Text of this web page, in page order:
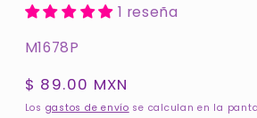
1 reseña
SKU:
M1678P
Precio
habitual
$ 89.00 MXN
Los gastos de envío se calculan en la